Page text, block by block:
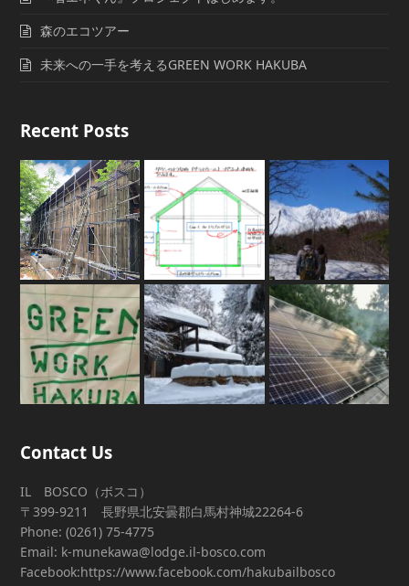
森のエコツアー
未来への一手を考えるGREEN WORK HAKUBA
Recent Posts
Contact Us
IL BOSCO（ボスコ）
〒399-9211 長野県北安曇郡白馬村神城22264-6
Phone: (0261) 75-4775
Email: k-munekawa@lodge.il-bosco.com
Facebook:https://www.facebook.com/hakubailbosco